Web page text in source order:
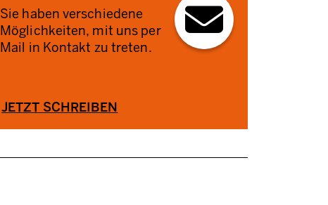
Sie haben verschiedene
Möglichkeiten, mit uns per
Mail in Kontakt zu treten.
JETZT SCHREIBEN